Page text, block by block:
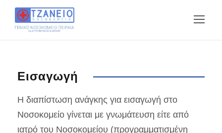
Εισαγωγή
Η διαπίστωση ανάγκης για εισαγωγή στο
Νοσοκομείο γίνεται με γνωμάτευση είτε από
ιατρό του Νοσοκομείου (προγραμματισμένη